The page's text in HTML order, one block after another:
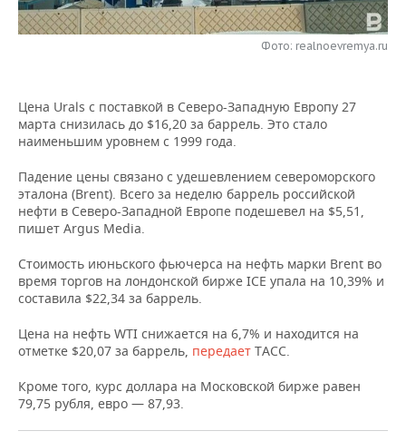
НЕФТЕХИМИЯ
ЭНЕРГЕТИКА
РОЗНИЧНАЯ ТОРГОВЛЯ
УСЛУГИ
НОВОСТИ ТЕХНОЛОГИЙ
МЕДИА
МЕРОПРИЯТИЯ
ВЫЕЗДНАЯ РЕДАКЦИЯ
ONLINE-КОНФЕРЕНЦИИ
НОВОСТИ СПОРТА
ХОККЕЙ
ВОЛЕЙБОЛ
КИБЕРСПОРТ
ВОДНЫЕ ВИДЫ СПОРТА
ОБЩЕСТВО
ВЛАСТЬ
ИСТОРИЯ
КУЛЬТУРА
ОБРАЗОВАНИЕ
СЮЖЕТЫ
СПИСОК ПЕРСОН
СПИСОК КОМПАНИЙ
ПОЛНАЯ ВЕРСИЯ
Фото: realnoevremya.ru
Цена Urals с поставкой в Северо-Западную Европу 27
марта снизилась до $16,20 за баррель. Это стало
наименьшим уровнем с 1999 года.
Падение цены связано с удешевлением североморского
эталона (Brent). Всего за неделю баррель российской
нефти в Северо-Западной Европе подешевел на $5,51,
пишет Argus Media.
Стоимость июньского фьючерса на нефть марки Brent во
время торгов на лондонской бирже ICE упала на 10,39% и
составила $22,34 за баррель.
Цена на нефть WTI снижается на 6,7% и находится на
отметке $20,07 за баррель, передает ТАСС.
Кроме того, курс доллара на Московской бирже равен
79,75 рубля, евро — 87,93.